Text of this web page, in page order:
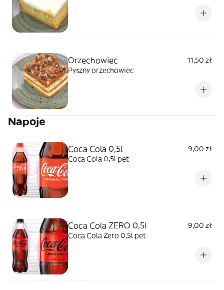
Orzechowiec
11,50 zł
Pyszny orzechowiec
Napoje
Coca Cola 0,5l
9,00 zł
Coca Cola 0,5l pet
Coca Cola ZERO 0,5l
9,00 zł
Coca Cola Zero 0,5l pet